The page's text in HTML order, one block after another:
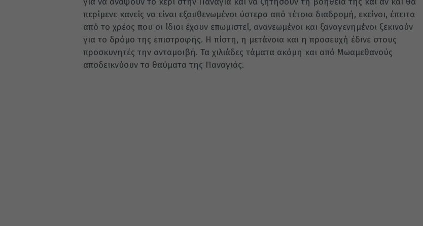
περίμενε κανείς να είναι εξουθενωμένοι ύστερα από τέτοια διαδρομή, εκείνοι, έπειτα
από το χρέος που οι ίδιοι έχουν επωμιστεί, ανανεωμένοι και ξαναγενημένοι ξεκινούν
για το δρόμο της επιστροφής. Η πίστη, η μετάνοια και η προσευχή έδινε στους
προσκυνητές την ανταμοιβή. Τα χιλιάδες τάματα ακόμη και από Μωαμεθανούς
αποδεικνύουν τα θαύματα της Παναγιάς.